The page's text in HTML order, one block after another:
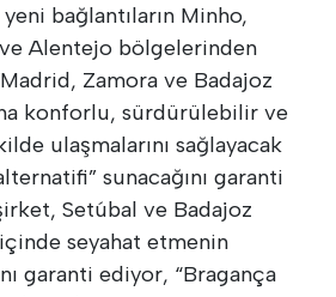
yeni bağlantıların Minho,
Alentejo bölgelerinden
Zamora ve Badajoz
konforlu, sürdürülebilir ve
ulaşmalarını sağlayacak
sunacağını garanti
Setúbal ve Badajoz
seyahat etmenin
garanti ediyor, “Bragança